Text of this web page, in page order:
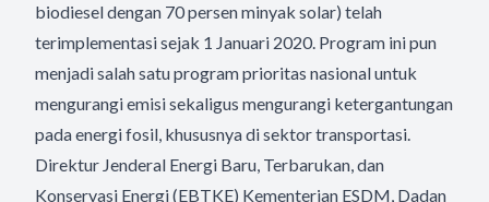
biodiesel dengan 70 persen minyak solar) telah
terimplementasi sejak 1 Januari 2020. Program ini pun
menjadi salah satu program prioritas nasional untuk
mengurangi emisi sekaligus mengurangi ketergantungan
pada energi fosil, khususnya di sektor transportasi.
Direktur Jenderal Energi Baru, Terbarukan, dan
Konservasi Energi (EBTKE) Kementerian ESDM, Dadan